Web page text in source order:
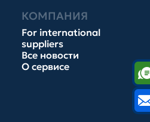
КОМПАНИЯ
For international
suppliers
Все новости
О сервисе